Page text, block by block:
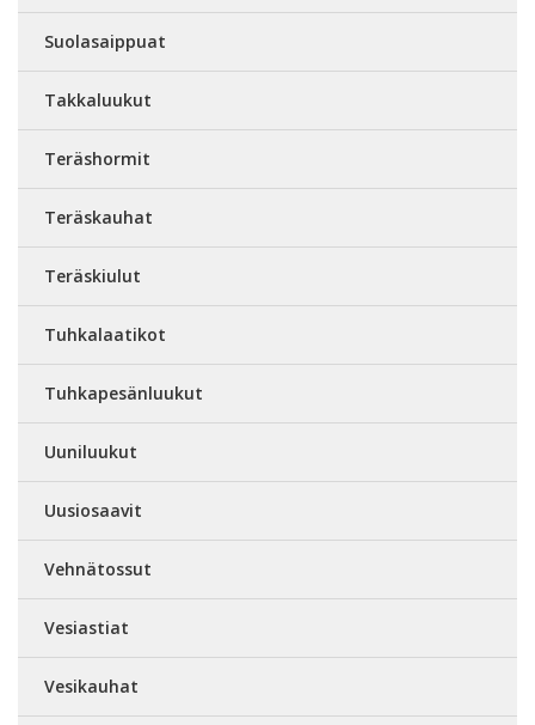
Suolasaippuat
Takkaluukut
Teräshormit
Teräskauhat
Teräskiulut
Tuhkalaatikot
Tuhkapesänluukut
Uuniluukut
Uusiosaavit
Vehnätossut
Vesiastiat
Vesikauhat